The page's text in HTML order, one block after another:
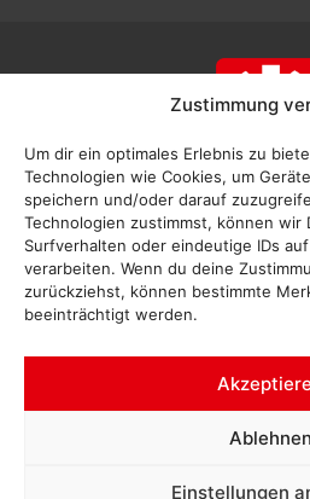
Zustimmung
Um dir ein optimales Erlebnis zu
Technologien wie Cookies, um
speichern und/oder darauf
Technologien zustimmst, können wir
Surfverhalten oder eindeutige IDs
verarbeiten. Wenn du deine
zurückziehst, können bestimmte
beeinträchtigt werden.
Ablehnen
Einstellungen